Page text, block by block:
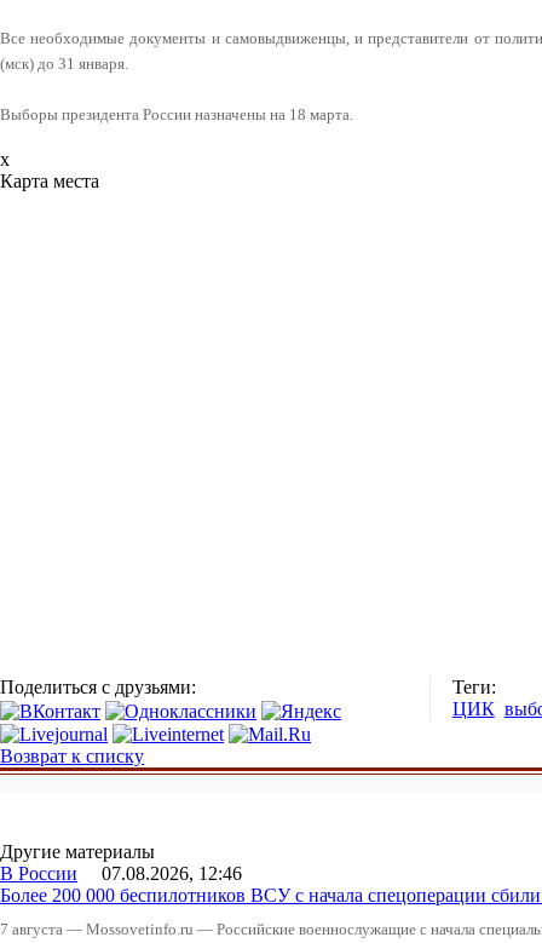
Все необходимые документы и самовыдвиженцы, и представители от
(мск) до 31 января.
Выборы президента России назначены на 18 марта.
x
Карта места
Поделиться с друзьями:
Теги:
ЦИК
Возврат к списку
Другие материалы
В России 07.08.2026, 12:46
Более 200 000 беспилотников ВСУ с начала спецоперации
7 августа — Mossovetinfo.ru — Российские военнослужащие с начала